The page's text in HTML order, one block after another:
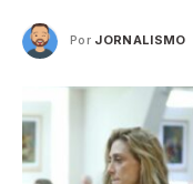
Por JORNALISMO